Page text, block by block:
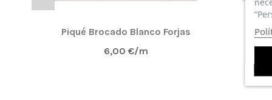
Piqué Brocado Blanco Forjas
6,00 €/m